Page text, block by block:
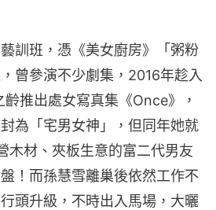
訓班，憑《美女廚房》「粥粉
曾參演不少劇集，2016年趁入
推出處女寫真集《Once》，
為「宅男女神」，但同年她就
木材、夾板生意的富二代男友
！而孫慧雪離巢後依然工作不
頭升級，不時出入馬場，大曬